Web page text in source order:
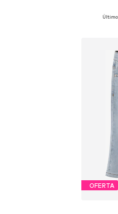
Último
OFERTA